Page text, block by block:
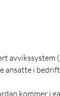
avvikssystem
ansatte i
kommer i